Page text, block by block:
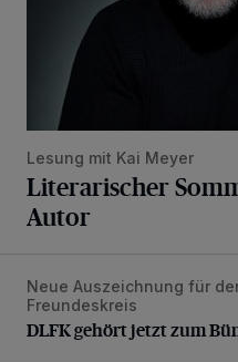
Lesung mit Kai Meyer
Literarischer
Autor
DLFK gehört jetzt zum
Neue Auszeichnung für
Freundeskreis
DLFK gehört jetzt zum